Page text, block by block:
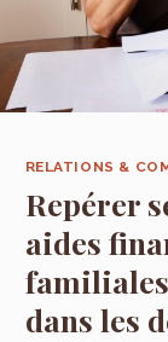
RELATIONS &
Repérer
aides
dans les